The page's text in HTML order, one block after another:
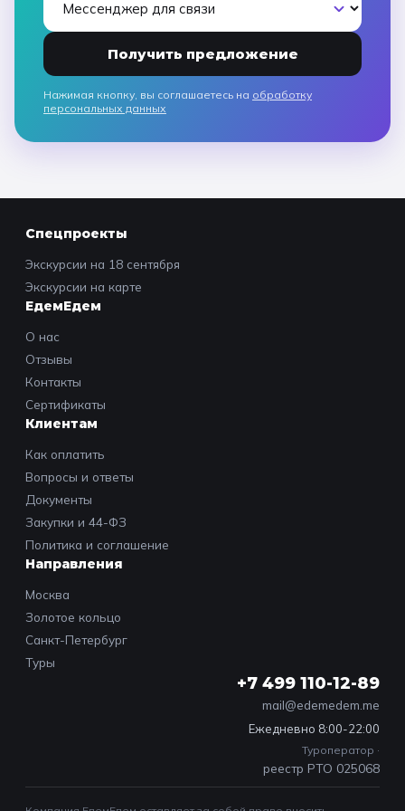
Получить предложение
Нажимая кнопку, вы соглашаетесь на обработку
персональных данных
Спецпроекты
Экскурсии на 18 сентября
Экскурсии на карте
ЕдемЕдем
О нас
Отзывы
Контакты
Сертификаты
Клиентам
Как оплатить
Вопросы и ответы
Документы
Закупки и 44-ФЗ
Политика и соглашение
Направления
Москва
Золотое кольцо
Санкт-Петербург
Туры
+7 499 110-12-89
mail@edemedem.me
Ежедневно 8:00-22:00
Туроператор ·
реестр РТО 025068